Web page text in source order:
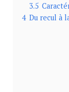
3.5
4 Du recul à